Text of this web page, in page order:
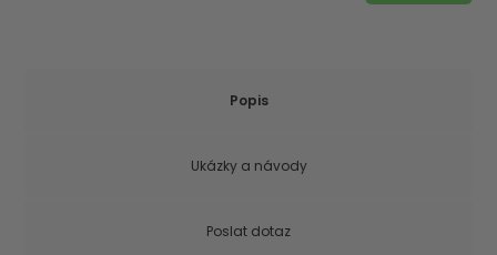
Popis
Ukázky a návody
Poslat dotaz